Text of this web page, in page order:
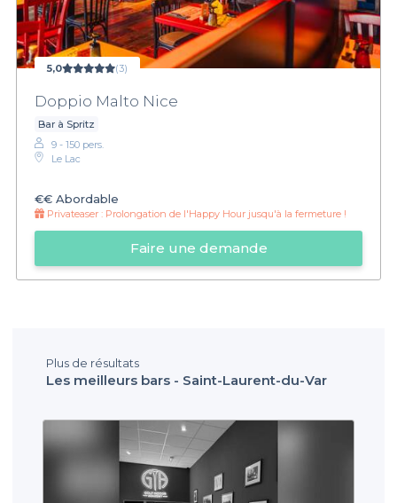
5,0 (3)
Doppio Malto Nice
Bar à Spritz
9 - 150 pers.
Le Lac
€€ Abordable
Privateaser : Prolongation de l'Happy Hour jusqu'à la fermeture !
Faire une demande
Plus de résultats
Les meilleurs bars - Saint-Laurent-du-Var